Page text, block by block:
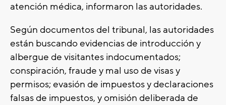
atención médica, informaron las autoridades.
Según documentos del tribunal, las autoridades
están buscando evidencias de introducción y
albergue de visitantes indocumentados;
conspiración, fraude y mal uso de visas y
permisos; evasión de impuestos y declaraciones
falsas de impuestos, y omisión deliberada de